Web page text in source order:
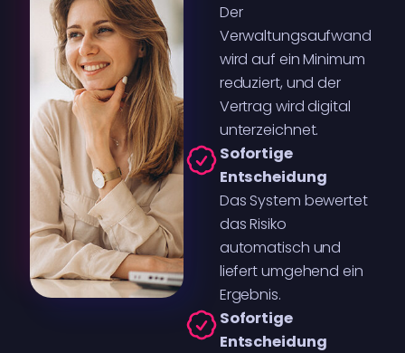
Der
Verwaltungsaufwand
wird auf ein Minimum
reduziert, und der
Vertrag wird digital
unterzeichnet.
Sofortige
Entscheidung
Das System bewertet
das Risiko
automatisch und
liefert umgehend ein
Ergebnis.
Sofortige
Entscheidung